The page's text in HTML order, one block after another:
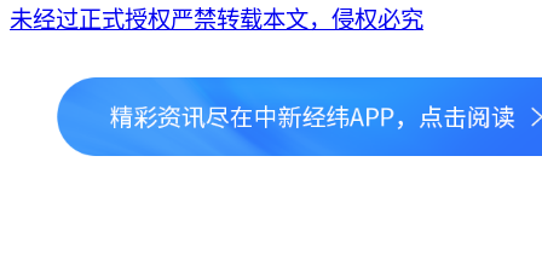
未经过正式授权严禁转载本文，侵权必究